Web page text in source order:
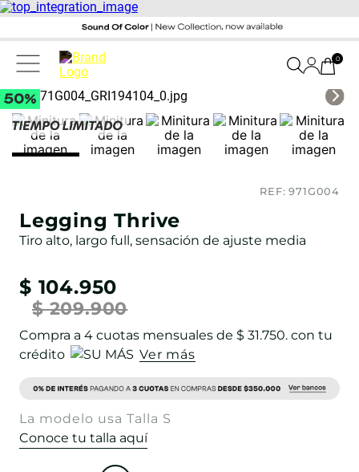
0
REF:971G004
Legging Thrive
Tiro alto, largo full, sensación de ajuste media
$ 104.950
$ 209.900
Compra a 4 cuotas mensuales de $ 31.750. con tu
crédito
Ver más
La modelo usa Talla S
Conoce tu talla aquí